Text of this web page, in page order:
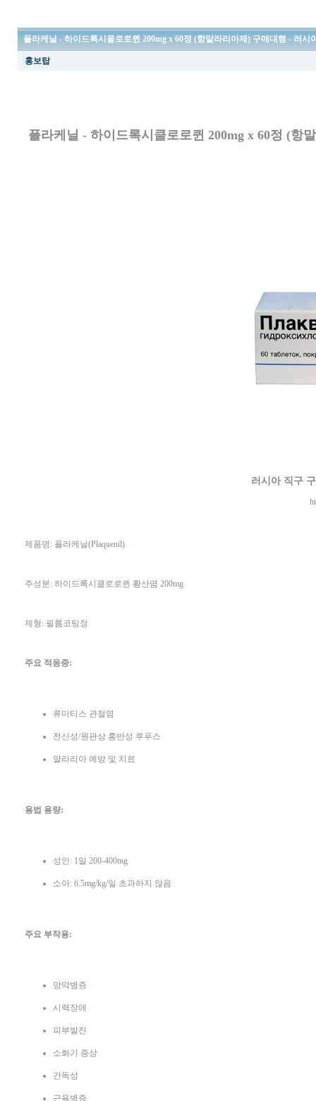
플라케닐 - 하이드록시클로로퀸 200mg x 60정 (항말라리아제) 구매대행 - 러시
홍보탑
플라케닐 - 하이드록시클로로퀸 200mg x 60정 (
러시아 직구
제품명: 플라케닐(Plaquenil)
주성분: 하이드록시클로로퀸 황산염 200mg
제형: 필름코팅정
주요 적응증:
류마티스 관절염
전신성/원판상 홍반성 루푸스
말라리아 예방 및 치료
용법 용량:
성인: 1일 200-400mg
소아: 6.5mg/kg/일 초과하지 않음
주요 부작용:
망막병증
시력장애
피부발진
소화기 증상
간독성
근육병증